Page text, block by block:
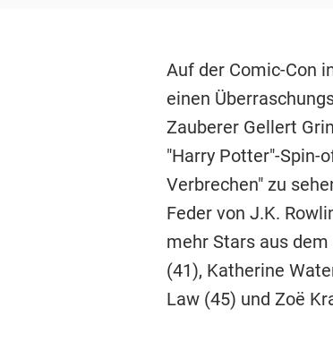
Auf der Comic-Con
einen
Zauberer Gellert
"Harry Potter"-Spin-
Verbrechen" zu
Feder von J.K.
mehr Stars aus dem
(41), Katherine
Law (45) und Zoë